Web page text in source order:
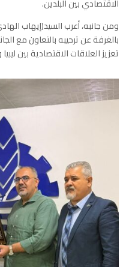
الاقتصادي بين البلدين.
ومن جانبه، أعرب السيد(إيهاب
بالغرفة عن ترحيبه بالتعاون مع
تعزيز العلاقات الاقتصادية بين ليبيا